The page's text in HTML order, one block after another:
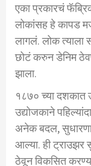
एका प्रकारचं
लोकांसह हे कापड
लागलं. लोक त्याला
छोटं करुन डेनिम
झाला.
१८७० च्या दशकात
उद्योजकाने
अनेक बदल, सुधारणा
आल्या. ही ट्राउझर
ठेवून विकसित